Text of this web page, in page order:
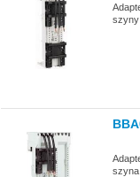
szyny
szyna